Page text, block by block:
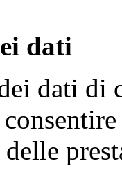
dati
dati di
delle